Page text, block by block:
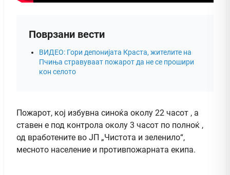
Поврзани вести
ВИДЕО: Гори депонијата Краста, жителите на
Пчиња стравуваат пожарот да не се прошири
кон селото
Пожарот, кој избувна синоќа околу 22 часот , а
ставен е под контрола околу 3 часот по полноќ ,
од вработените во ЈП „Чистота и зеленило“,
месното население и противпожарната екипа.